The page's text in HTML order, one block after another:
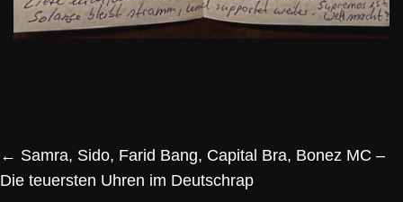
← Samra, Sido, Farid Bang, Capital Bra, Bonez MC –
Die teuersten Uhren im Deutschrap